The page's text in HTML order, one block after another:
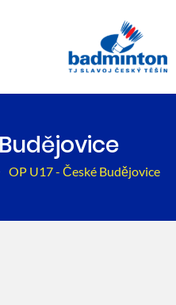
OP U17 - České Budějovice